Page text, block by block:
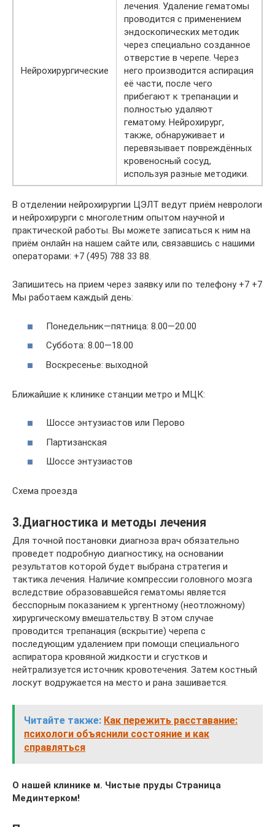
Нейрохирургические
лечения. Удаление гематомы
проводится с применением
эндоскопических методик
через специально созданное
отверстие в черепе. Через
него производится аспирация
её части, после чего
прибегают к трепанации и
полностью удаляют
гематому. Нейрохирург,
также, обнаруживает и
перевязывает повреждённых
кровеносный сосуд,
используя разные методики.
В отделении нейрохирургии ЦЭЛТ ведут приём неврологи
и нейрохирурги с многолетним опытом научной и
практической работы. Вы можете записаться к ним на
приём онлайн на нашем сайте или, связавшись с нашими
операторами: +7 (495) 788 33 88.
Запишитесь на прием через заявку или по телефону +7 +7
Мы работаем каждый день:
Понедельник—пятница: 8.00—20.00
Суббота: 8.00—18.00
Воскресенье: выходной
Ближайшие к клинике станции метро и МЦК:
Шоссе энтузиастов или Перово
Партизанская
Шоссе энтузиастов
Схема проезда
3.Диагностика и методы лечения
Для точной постановки диагноза врач обязательно
проведет подробную диагностику, на основании
результатов которой будет выбрана стратегия и
тактика лечения. Наличие компрессии головного мозга
вследствие образовавшейся гематомы является
бесспорным показанием к ургентному (неотложному)
хирургическому вмешательству. В этом случае
проводится трепанация (вскрытие) черепа с
последующим удалением при помощи специального
аспиратора кровяной жидкости и сгустков и
нейтрализуется источник кровотечения. Затем костный
лоскут водружается на место и рана зашивается.
Читайте также: Как пережить расставание:
психологи объяснили состояние и как
справляться
О нашей клинике м. Чистые пруды Страница
Мединтерком!